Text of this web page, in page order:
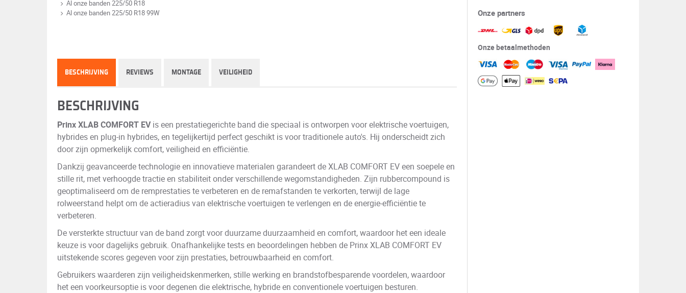
Al onze banden 225/50 R18
Al onze banden 225/50 R18 99W
Onze partners
Onze betaalmethoden
BESCHRIJVING REVIEWS MONTAGE VEILIGHEID
BESCHRIJVING
Prinx XLAB COMFORT EVis een prestatiegerichte band die speciaal is ontworpen voor elektrische voertuigen,
hybrides en plug-in hybrides, en tegelijkertijd perfect geschikt is voor traditionele auto's. Hij onderscheidt zich
door zijn opmerkelijk comfort, veiligheid en efficiëntie.
Dankzij geavanceerde technologie en innovatieve materialen garandeert de XLAB COMFORT EV een soepele en
stille rit, met verhoogde tractie en stabiliteit onder verschillende wegomstandigheden. Zijn rubbercompound is
geoptimaliseerd om de remprestaties te verbeteren en de remafstanden te verkorten, terwijl de lage
rolweerstand helpt om de actieradius van elektrische voertuigen te verlengen en de energie-efficiëntie te
verbeteren.
De versterkte structuur van de band zorgt voor duurzame duurzaamheid en comfort, waardoor het een ideale
keuze is voor dagelijks gebruik. Onafhankelijke tests en beoordelingen hebben de Prinx XLAB COMFORT EV
uitstekende scores gegeven voor zijn prestaties, betrouwbaarheid en comfort.
Gebruikers waarderen zijn veiligheidskenmerken, stille werking en brandstofbesparende voordelen, waardoor
het een voorkeursoptie is voor degenen die elektrische, hybride en conventionele voertuigen besturen.